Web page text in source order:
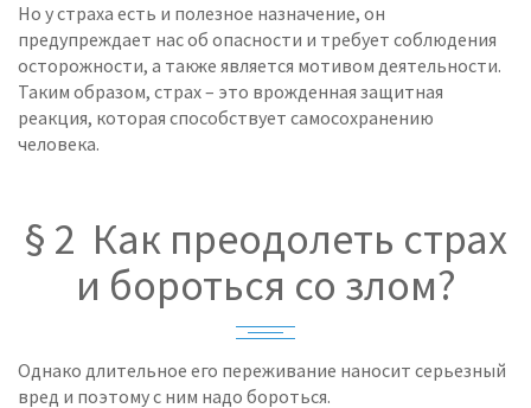
Но у страха есть и полезное назначение, он
предупреждает нас об опасности и требует соблюдения
осторожности, а также является мотивом деятельности.
Таким образом, страх – это врожденная защитная
реакция, которая способствует самосохранению
человека.
§ 2 Как преодолеть страх
и бороться со злом?
Однако длительное его переживание наносит серьезный
вред и поэтому с ним надо бороться.